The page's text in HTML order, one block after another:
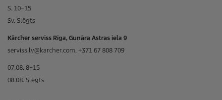
S. 10–15
Sv. Slēgts
Kärcher serviss Rīga, Gunāra Astras iela 9
serviss.lv@karcher.com, +371 67 808 709
07.08. 8–15
08.08. Slēgts